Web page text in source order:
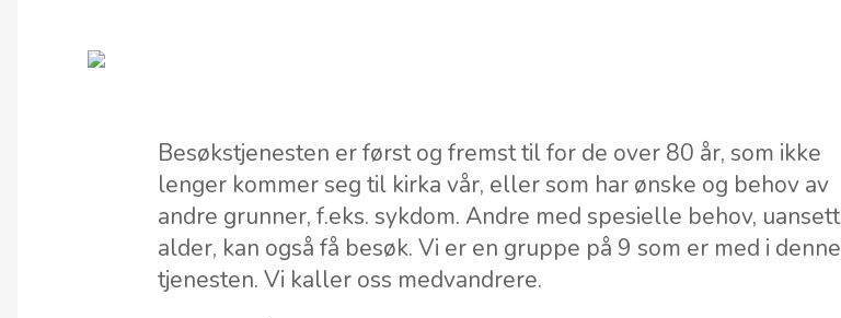
Besøkstjenesten er først og fremst til for de over 80 år, som ikke
lenger kommer seg til kirka vår, eller som har ønske og behov av
andre grunner, f.eks. sykdom. Andre med spesielle behov, uansett
alder, kan også få besøk. Vi er en gruppe på 9 som er med i denne
tjenesten. Vi kaller oss medvandrere.